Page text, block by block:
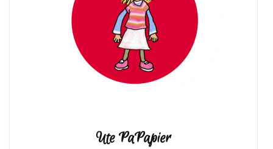
Ute PaPapier